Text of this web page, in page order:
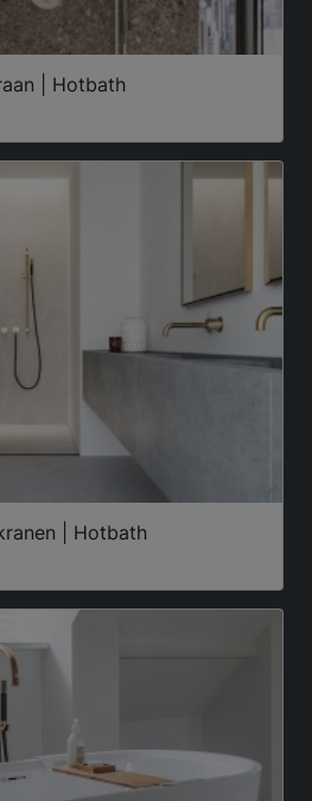
| Hotbath
| Hotbath